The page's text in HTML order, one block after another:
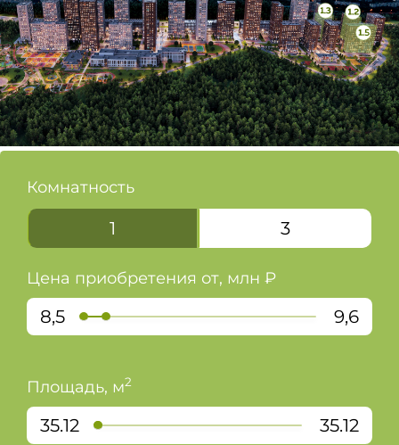
ИПОТЕКА
ОТДЕЛКА
ГАЛЕРЕЯ
ДОКУМЕНТЫ
КОНТАКТЫ
ХОД СТРОИТЕЛЬСТВА
ОТДЕЛ ПРОДАЖ:
+7 (495) 324-49-67
Комнатность
1 3
Площадь, м2
35.12 35.12
Цена приобретения от, млн ₽
8,5 9,6